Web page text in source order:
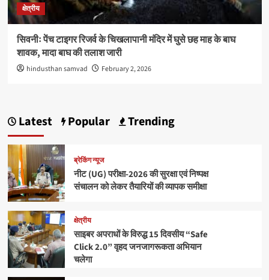
क्षेत्रीय
सिवनीः पेंच टाइगर रिजर्व के चिखलापानी मंदिर में घुसे छह माह के बाघ
शावक, मादा बाघ की तलाश जारी
hindusthan samvad February 2, 2026
Latest Popular Trending
ब्रेकिंग न्यूज
नीट (UG) परीक्षा-2026 की सुरक्षा एवं निष्पक्ष
संचालन को लेकर तैयारियों की व्यापक समीक्षा
क्षेत्रीय
साइबर अपराधों के विरुद्ध 15 दिवसीय “Safe
Click 2.0” वृहद जनजागरूकता अभियान
चलेगा